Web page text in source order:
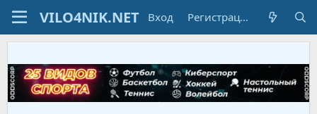
Вход Регистрация